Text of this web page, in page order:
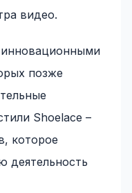
видео.
инновационными
позже
Shoelace –
которое
деятельность